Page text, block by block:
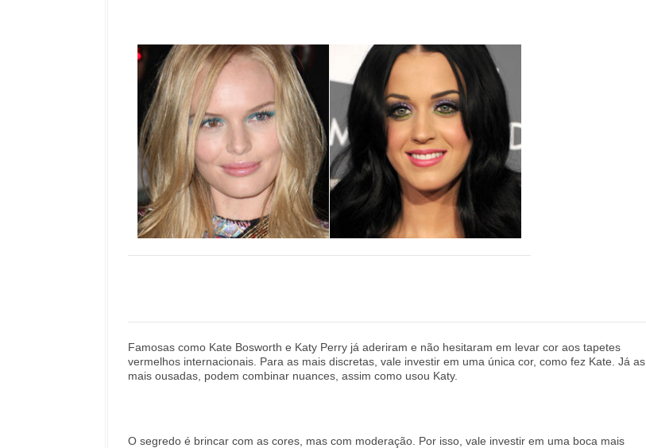
Famosas como Kate Bosworth e Katy Perry já aderiram e não hesitaram em levar cor aos tapetes
vermelhos internacionais. Para as mais discretas, vale investir em uma única cor, como fez Kate. Já as
mais ousadas, podem combinar nuances, assim como usou Katy.
O segredo é brincar com as cores, mas com moderação. Por isso, vale investir em uma boca mais